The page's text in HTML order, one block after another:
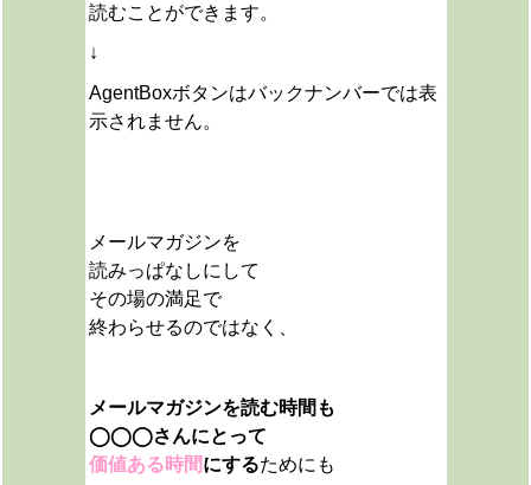
読むことができます。
↓
AgentBoxボタンはバックナンバーでは表
示されません。
メールマガジンを
読みっぱなしにして
その場の満足で
終わらせるのではなく、
メールマガジンを読む時間も
◯◯◯さんにとって
価値ある時間にするためにも